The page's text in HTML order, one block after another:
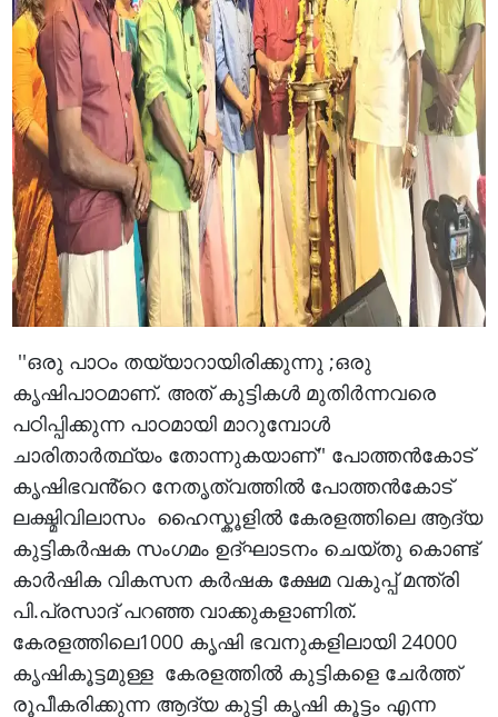
''ഒരു പാഠം തയ്യാറായിരിക്കുന്നു ;ഒരു
കൃഷിപാഠമാണ്. അത് കുട്ടികൾ മുതിർന്നവരെ
പഠിപ്പിക്കുന്ന പാഠമായി മാറുമ്പോൾ
ചാരിതാർത്ഥ്യം തോന്നുകയാണ്'' പോത്തൻകോട്
കൃഷിഭവൻ്റെ നേതൃത്വത്തിൽ പോത്തൻകോട്
ലക്ഷ്മിവിലാസം ഹൈസ്കൂളിൽ കേരളത്തിലെ ആദ്യ
കുട്ടികർഷക സംഗമം ഉദ്ഘാടനം ചെയ്തു കൊണ്ട്
കാർഷിക വികസന കർഷക ക്ഷേമ വകുപ്പ് മന്ത്രി
പി.പ്രസാദ് പറഞ്ഞ വാക്കുകളാണിത്.
കേരളത്തിലെ1000 കൃഷി ഭവനുകളിലായി 24000
കൃഷികൂട്ടമുള്ള കേരളത്തിൽ കുട്ടികളെ ചേർത്ത്
രൂപീകരിക്കുന്ന ആദ്യ കുട്ടി കൃഷി കൂട്ടം എന്ന